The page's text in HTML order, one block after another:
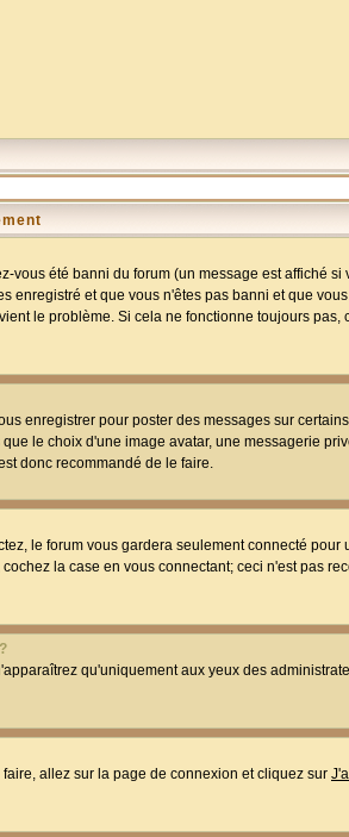
vous été banni du forum (un message est affiché si
enregistré et que vous n'êtes pas banni et que
le problème. Si cela ne fonctionne toujours pas,
enregistrer pour poster des messages sur
le choix d'une image avatar, une messagerie
donc recommandé de le faire.
le forum vous gardera seulement connecté pour
la case en vous connectant; ceci n'est pas
qu'uniquement aux yeux des
allez sur la page de connexion et cliquez sur